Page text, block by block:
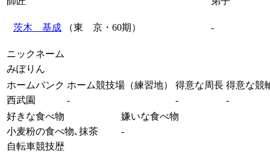
茨木 基成 （東 京・60期） -
ニックネーム
みぽりん
ホームバンク ホーム競技場（練習地） 得意な周長 得意な競
西武園
- -
-
好きな食べ物
嫌いな食べ物
小麦粉の食べ物､抹茶
-
自転車競技歴